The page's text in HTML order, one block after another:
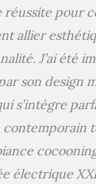
de
un
réussite pour
allier
J’ai été
son design
s’intègre
contemporain
électrique